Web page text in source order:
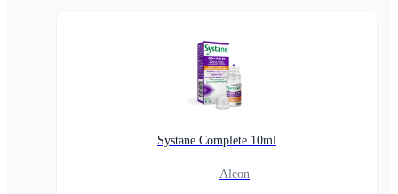
Systane Complete 10ml
Alcon